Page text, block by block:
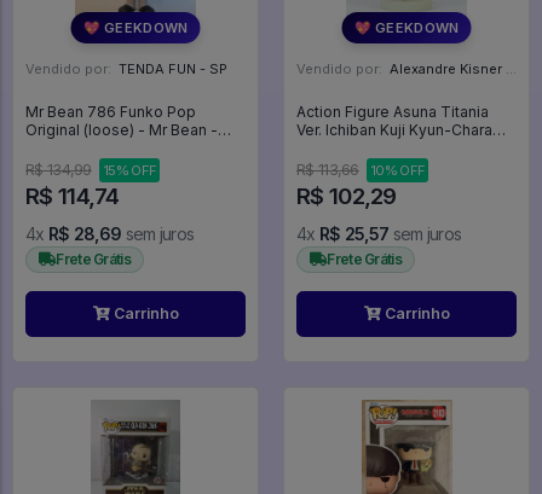
💖 GEEKDOWN
Vendido por: TENDA FUN - SP
Mr Bean 786 Funko Pop
Original (loose) - Mr Bean -
FUNKO POP #786
R$ 134,99 15% OFF
R$ 114,74
4x R$ 28,69 sem juros
Frete Grátis
Carrinho
💖 GEEKDOWN
Vendido por: Alexandre Kisner - PR
Action Figure Asuna Titania
Ver. Ichiban Kuji Kyun-Chara
Sword Art Online
R$ 113,66 10% OFF
R$ 102,29
4x R$ 25,57 sem juros
Frete Grátis
Carrinho